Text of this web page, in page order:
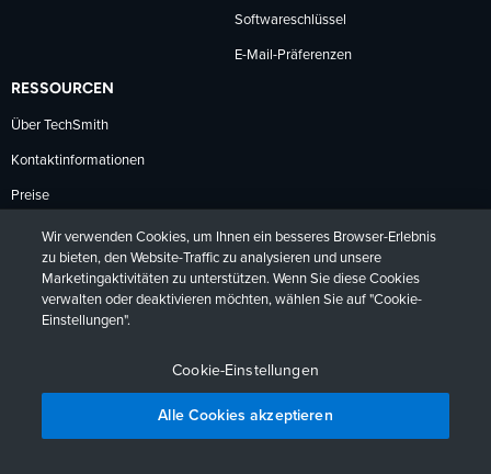
Gratis Test Jetzt kaufen
Softwareschlüssel
E-Mail-Präferenzen
RESSOURCEN
Über TechSmith
Kontaktinformationen
Preise
Presseraum
Partner
Karriere
Händler und Vertriebspartner
finden
Wir verwenden Cookies, um Ihnen ein besseres Browser-Erlebnis
zu bieten, den Website-Traffic zu analysieren und unsere
Marketingaktivitäten zu unterstützen. Wenn Sie diese Cookies
verwalten oder deaktivieren möchten, wählen Sie auf "Cookie-
Einstellungen".
Cookie-Einstellungen
Alle Cookies akzeptieren